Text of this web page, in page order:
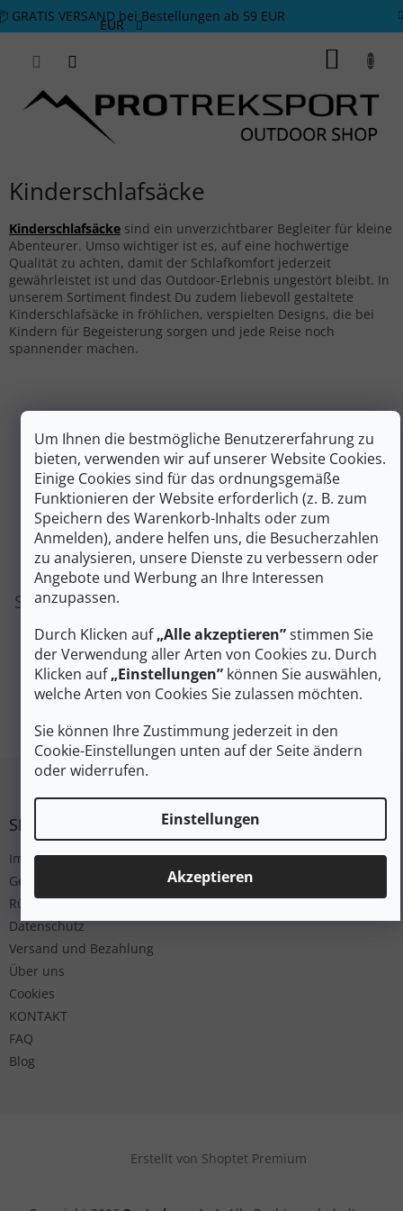
Um Ihnen die bestmögliche Benutzererfahrung zu
bieten, verwenden wir auf unserer Website Cookies.
Einige Cookies sind für das ordnungsgemäße
Funktionieren der Website erforderlich (z. B. zum
Speichern des Warenkorb-Inhalts oder zum
Anmelden), andere helfen uns, die Besucherzahlen
zu analysieren, unsere Dienste zu verbessern oder
Angebote und Werbung an Ihre Interessen
anzupassen.
Durch Klicken auf„Alle akzeptieren”stimmen Sie
der Verwendung aller Arten von Cookies zu. Durch
Klicken auf„Einstellungen” können Sie auswählen,
welche Arten von Cookies Sie zulassen möchten.
Sie können Ihre Zustimmung jederzeit in den
Cookie-Einstellungen unten auf der Seite ändern
oder widerrufen.
Einstellungen
Akzeptieren
Zum Inhalt springen
GRATIS VERSAND bei Bestellungen ab 59 EUR
EUR
Kinderschlafsäcke
Kinderschlafsäcke sind ein unverzichtbarer Begleiter für kleine
Abenteurer. Umso wichtiger ist es, auf eine hochwertige
Qualität zu achten, damit der Schlafkomfort jederzeit
gewährleistet ist und das Outdoor-Erlebnis ungestört bleibt. In
unserem Sortiment findest Du zudem liebevoll gestaltete
Kinderschlafsäcke in fröhlichen, verspielten Designs, die bei
Kindern für Begeisterung sorgen und jede Reise noch
spannender machen.
Wir bereiten Ihre Produkte noch vor.
Sie können sich aber auch andere Kategorien
ansehen.
EINKAUF FORTSETZEN
Fußzeile
SERVICE
Impressum
Geschäftsbedingungen
Rücksendung
Datenschutz
Versand und Bezahlung
Über uns
Cookies
KONTAKT
FAQ
Blog
Erstellt von Shoptet Premium